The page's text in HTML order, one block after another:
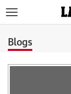
Blogs